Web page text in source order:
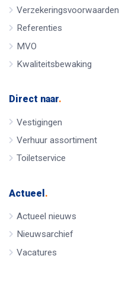
Verzekeringsvoorwaarden
Referenties
MVO
Kwaliteitsbewaking
Direct naar.
Vestigingen
Verhuur assortiment
Toiletservice
Actueel .
Actueel nieuws
Nieuwsarchief
Vacatures